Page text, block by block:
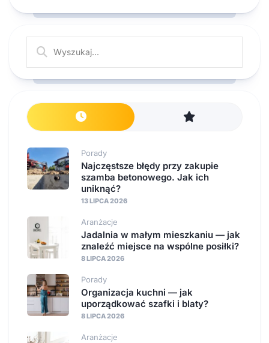
Porady
Najczęstsze błędy przy zakupie
szamba betonowego. Jak ich
uniknąć?
13 LIPCA 2026
Aranżacje
Jadalnia w małym mieszkaniu — jak
znaleźć miejsce na wspólne posiłki?
8 LIPCA 2026
Porady
Organizacja kuchni — jak
uporządkować szafki i blaty?
8 LIPCA 2026
Aranżacje